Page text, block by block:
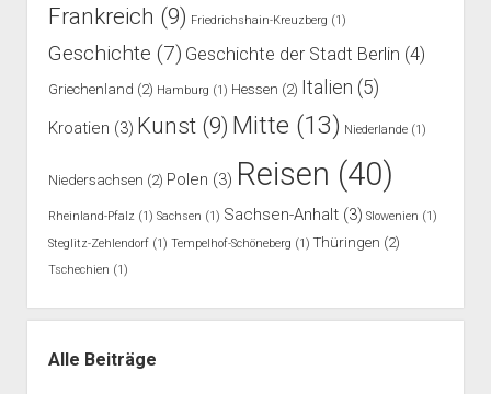
Frankreich (9) Friedrichshain-Kreuzberg (1)
Geschichte (7) Geschichte der Stadt Berlin (4)
Griechenland (2) Hamburg (1) Hessen (2) Italien (5)
Kroatien (3) Kunst(9) Mitte (13) Niederlande(1)
Niedersachsen (2) Polen (3) Reisen (40)
Rheinland-Pfalz(1) Sachsen (1) Sachsen-Anhalt(3) Slowenien (1)
Steglitz-Zehlendorf(1) Tempelhof-Schöneberg (1) Thüringen (2)
Tschechien (1)
Alle Beiträge